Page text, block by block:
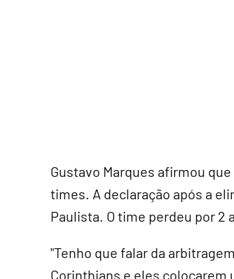
Gustavo Marques afirmou
times. A declaração após a
Paulista. O time perdeu por 2
"Tenho que falar da
Corinthians e eles colocarem